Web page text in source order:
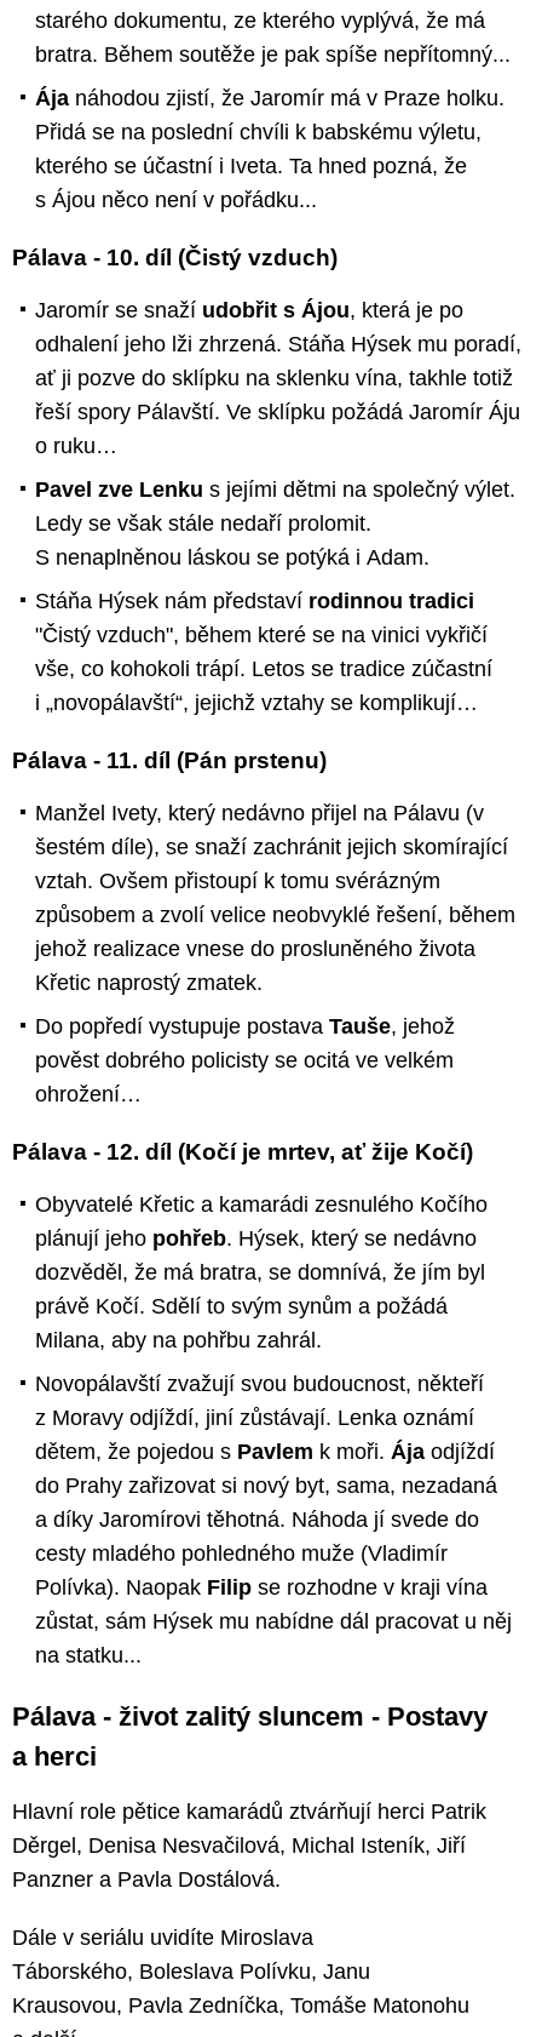
starého dokumentu, ze kterého vyplývá, že má
bratra. Během soutěže je pak spíše nepřítomný...
Ája náhodou zjistí, že Jaromír má v Praze holku.
Přidá se na poslední chvíli k babskému výletu,
kterého se účastní i Iveta. Ta hned pozná, že
s Ájou něco není v pořádku...
Pálava - 10. díl (Čistý vzduch)
Jaromír se snaží udobřit s Ájou, která je po
odhalení jeho lži zhrzená. Stáňa Hýsek mu poradí,
ať ji pozve do sklípku na sklenku vína, takhle totiž
řeší spory Pálavští. Ve sklípku požádá Jaromír Áju
o ruku…
Pavel zve Lenku s jejími dětmi na společný výlet.
Ledy se však stále nedaří prolomit.
S nenaplněnou láskou se potýká i Adam.
Stáňa Hýsek nám představí rodinnou tradici
"Čistý vzduch", během které se na vinici vykřičí
vše, co kohokoli trápí. Letos se tradice zúčastní
i „novopálavští“, jejichž vztahy se komplikují…
Pálava - 11. díl (Pán prstenu)
Manžel Ivety, který nedávno přijel na Pálavu (v
šestém díle), se snaží zachránit jejich skomírající
vztah. Ovšem přistoupí k tomu svérázným
způsobem a zvolí velice neobvyklé řešení, během
jehož realizace vnese do prosluněného života
Křetic naprostý zmatek.
Do popředí vystupuje postava Tauše, jehož
pověst dobrého policisty se ocitá ve velkém
ohrožení…
Pálava - 12. díl (Kočí je mrtev, ať žije Kočí)
Obyvatelé Křetic a kamarádi zesnulého Kočího
plánují jeho pohřeb. Hýsek, který se nedávno
dozvěděl, že má bratra, se domnívá, že jím byl
právě Kočí. Sdělí to svým synům a požádá
Milana, aby na pohřbu zahrál.
Novopálavští zvažují svou budoucnost, někteří
z Moravy odjíždí, jiní zůstávají. Lenka oznámí
dětem, že pojedou s Pavlem k moři. Ája odjíždí
do Prahy zařizovat si nový byt, sama, nezadaná
a díky Jaromírovi těhotná. Náhoda jí svede do
cesty mladého pohledného muže (Vladimír
Polívka). Naopak Filip se rozhodne v kraji vína
zůstat, sám Hýsek mu nabídne dál pracovat u něj
na statku...
Pálava - život zalitý sluncem - Postavy
a herci
Hlavní role pětice kamarádů ztvárňují herci Patrik
Děrgel, Denisa Nesvačilová, Michal Isteník, Jiří
Panzner a Pavla Dostálová.
Dále v seriálu uvidíte Miroslava
Táborského, Boleslava Polívku, Janu
Krausovou, Pavla Zedníčka, Tomáše Matonohu